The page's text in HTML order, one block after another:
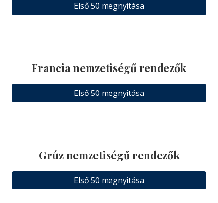
Első 50 megnyitása
Francia nemzetiségű rendezők
Első 50 megnyitása
Grúz nemzetiségű rendezők
Első 50 megnyitása